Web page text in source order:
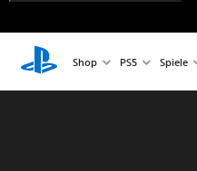
Shop PS5 Spiele